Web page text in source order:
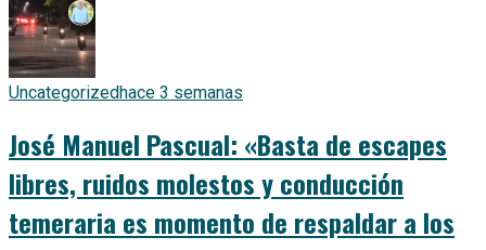
Uncategorizedhace 3 semanas
José Manuel Pascual: «Basta de escapes
libres, ruidos molestos y conducción
temeraria es momento de respaldar a los